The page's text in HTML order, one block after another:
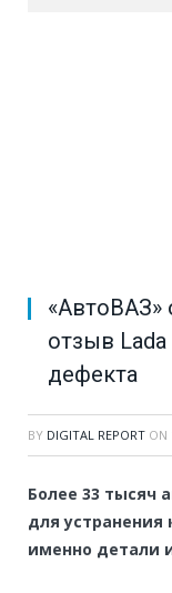
отзыв Lada
дефекта
BY DIGITAL REPORT ON
Более 33 тысяч
для
именно детали